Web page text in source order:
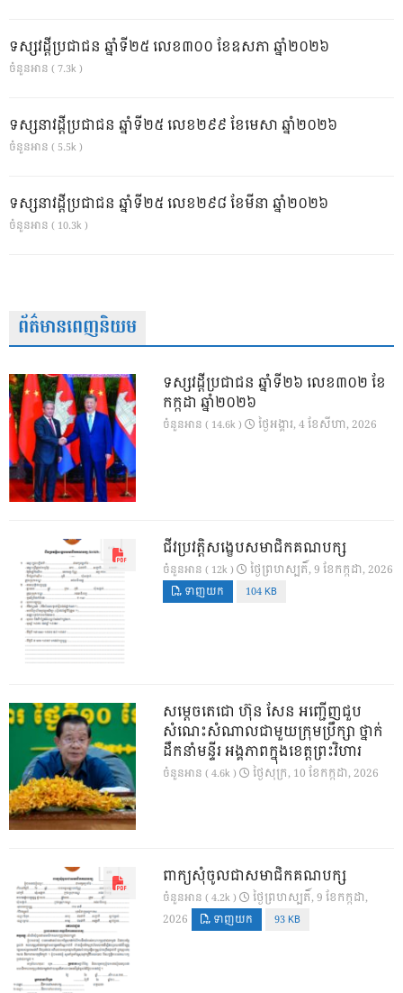
ទស្សវដ្តីប្រជាជន ឆ្នាំទី២៥ លេខ៣០០ ខែឧសភា ឆ្នាំ២០២៦
ចំនួនអាន ( 7.3k )
ទស្សនាវដ្ដីប្រជាជន ឆ្នាំទី២៥ លេខ២៩៩ ខែមេសា ឆ្នាំ២០២៦
ចំនួនអាន ( 5.5k )
ទស្សនាវដ្ដីប្រជាជន ឆ្នាំទី២៥ លេខ២៩៨ ខែមីនា ឆ្នាំ២០២៦
ចំនួនអាន ( 10.3k )
ព័ត៌មានពេញនិយម
ទស្សវដ្តីប្រជាជន ឆ្នាំទី២៦ លេខ៣០២ ខែ
កក្កដា ឆ្នាំ២០២៦
ចំនួនអាន ( 14.6k ) ថ្ងៃ​អង្គារ, 4 ខែ​សីហា, 2026
ជីវប្រវត្តិសង្ខេបសមាជិកគណបក្ស
ចំនួនអាន ( 12k ) ថ្ងៃ​ព្រហស្បតិ៍, 9 ខែ​កក្កដា, 2026
ទាញយក 104 KB
សម្តេចតេជោ ហ៊ុន សែន អញ្ជើញជួប
សំណេះសំណាលជាមួយក្រុមប្រឹក្សា ថ្នាក់
ដឹកនាំមន្ទីរ អង្គភាពក្នុងខេត្តព្រះវិហារ
ចំនួនអាន ( 4.6k ) ថ្ងៃ​សុក្រ, 10 ខែ​កក្កដា, 2026
ពាក្យសុំចូលជាសមាជិកគណបក្ស
ចំនួនអាន ( 4.2k )
ថ្ងៃ​ព្រហស្បតិ៍, 9 ខែ​កក្កដា,
2026
ទាញយក 93 KB